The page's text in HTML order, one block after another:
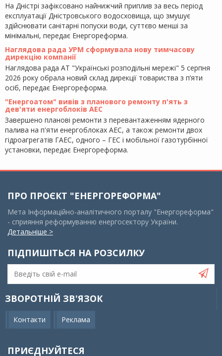
На Дністрі зафіксовано найнижчий приплив за весь період
експлуатації Дністровського водосховища, що змушує
здійснювати санітарні попуски води, суттєво менші за
мінімальні, передає Енергореформа.
Наглядова рада УРМ сформувала нову тимчасову
дирекцію компанії
Наглядова рада АТ "Українські розподільні мережі" 5 серпня
2026 року обрала новий склад дирекції товариства з п’яти
осіб, передає Енергореформа.
"Енергоатом" вивів з планового ремонту п'ять з
дев'яти енергоблоків АЕС
Завершено планові ремонти з перевантаженням ядерного
палива на п'яти енергоблоках АЕС, а також ремонти двох
гідроагрегатів ГАЕС, одного – ГЕС і мобільної газотурбінної
установки, передає Енергореформа.
ПРО ПРОЄКТ "ЕНЕРГОРЕФОРМА"
Мета Інформаційно-аналітичного порталу "Енергореформа"
- сприяння реформуванню енергосектору України.
Детальніше >
ПІДПИШІТЬСЯ НА РОЗСИЛКУ
ЗВОРОТНІЙ ЗВ'ЯЗОК
Контакти Реклама
ПРИЄДНУЙТЕСЯ